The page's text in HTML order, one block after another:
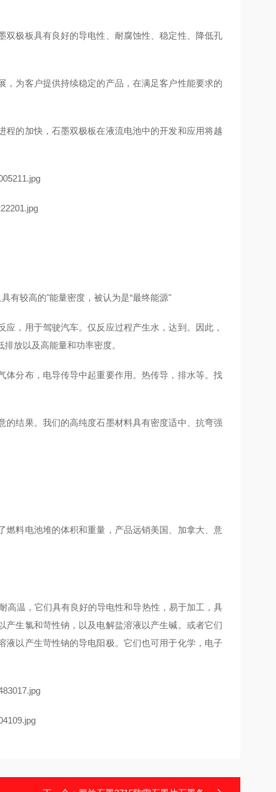
双极板具有良好的导电性、耐腐蚀性、稳定性、降低孔
为客户提供持续稳定的产品，在满足客户性能要求的
的加快，石墨双极板在液流电池中的开发和应用将越
有较高的"能量密度，被认为是“最终能源"
，用于驾驶汽车。仅反应过程产生水，达到。因此，
放以及高能量和功率密度。
分布，电导传导中起重要作用。热传导，排水等。找
结果。我们的高纯度石墨材料具有密度适中、抗弯强
料电池堆的体积和重量，产品远销美国、加拿大、意
高温，它们具有良好的导电性和导热性，易于加工，具
生氯和苛性钠，以及电解盐溶液以产生碱。或者它们
以产生苛性钠的导电阳极。它们也可用于化学，电子